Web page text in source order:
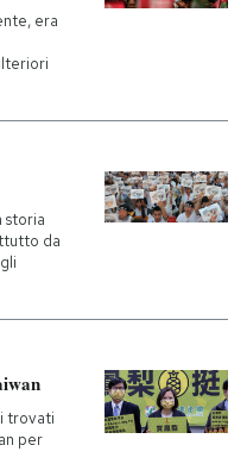
era
storia
da
trovati
per